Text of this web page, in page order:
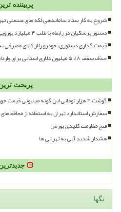
پربیننده
شروع به کار ستاد ساماندهی لکه های صنعتی
دستور پزشکیان در رابطه با طلب ۴ میلیارد یورویی تامین کنندگان کالاهای اساسی
قیمت گذاری دستوری، خودرو را از کالای مصرفی
حذف سقف ۱۸، ۵ میلیون دلاری استانی برای واردات کالاهای اساسی از مرزها
پربحث
گوشت ۴ هزار تومانی این گونه میلیونی قیمت خورد
سفارش استاندارد تهران به استفاده از محافظ
فتح مقاومت کلیدی بورس
هشدار شدید آبی به تهرانی ها
تگها